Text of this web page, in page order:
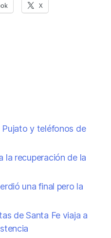
X
Pujato y teléfonos de
la recuperación de la
una final pero la
de Santa Fe viaja a